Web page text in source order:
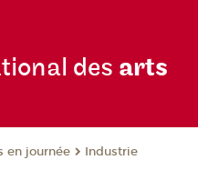
tional des arts
en journée Industrie